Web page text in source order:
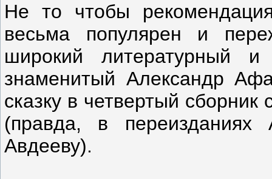
Не то чтобы
весьма популярен и
широкий литературный
знаменитый Александр
сказку в четвертый
(правда, в
Авдееву).